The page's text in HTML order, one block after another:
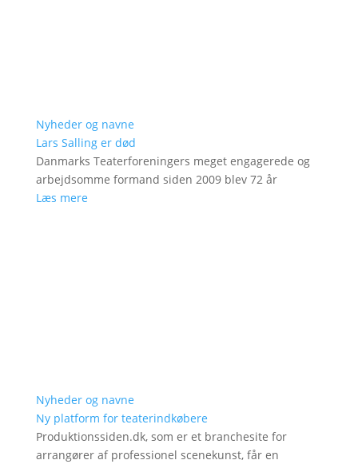
Nyheder og navne
Lars Salling er død
Danmarks Teaterforeningers meget engagerede og
arbejdsomme formand siden 2009 blev 72 år
Læs mere
Nyheder og navne
Ny platform for teaterindkøbere
Produktionssiden.dk, som er et branchesite for
arrangører af professionel scenekunst, får en